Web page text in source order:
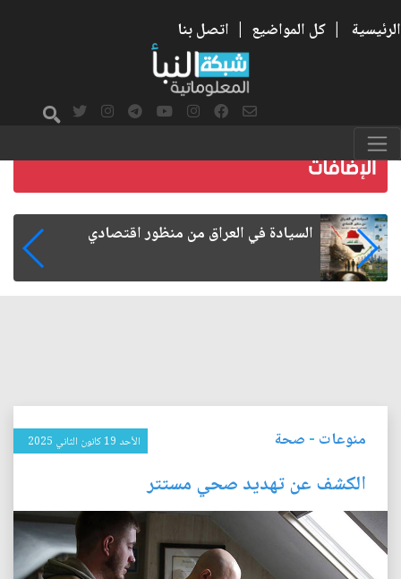
الرئيسية | كل المواضيع | اتصل بنا
ما بعد الأربعين.. كيف اتسعت الزيارة من هويتها
منوعات - صحة الأحد 19 كانون الثاني 2025
الكشف عن تهديد صحي مستتر